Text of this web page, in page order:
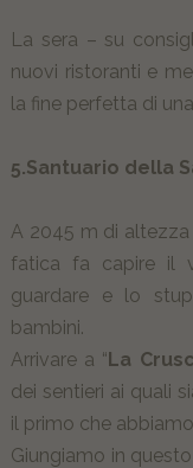
La sera – su
nuovi ristoranti e
la fine perfetta di
5.Santuario della
A 2045 m di altezza
fatica fa capire il
guardare e lo
bambini.
Arrivare a “La
dei sentieri ai quali
il primo che
Giungiamo in